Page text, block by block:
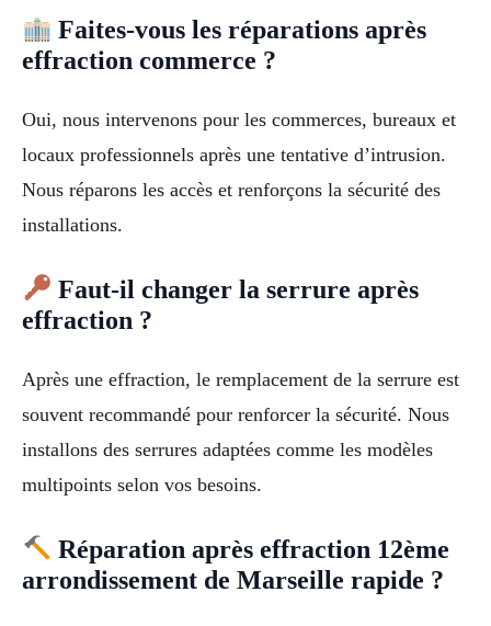
Faites-vous les réparations après
effraction commerce ?
Oui, nous intervenons pour les commerces, bureaux et
locaux professionnels après une tentative d’intrusion.
Nous réparons les accès et renforçons la sécurité des
installations.
Faut-il changer la serrure après
effraction ?
Après une effraction, le remplacement de la serrure est
souvent recommandé pour renforcer la sécurité. Nous
installons des serrures adaptées comme les modèles
multipoints selon vos besoins.
Réparation après effraction 12ème
arrondissement de Marseille rapide ?